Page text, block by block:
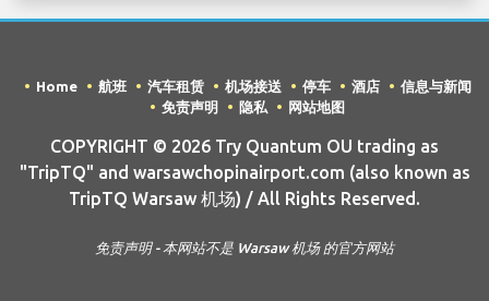
Home 航班 汽车租赁 机场接送 停车 酒店
信息与新闻
免责声明
隐私 网站地图
COPYRIGHT © 2026 Try Quantum OU trading as
"TripTQ" and warsawchopinairport.com (also known as
TripTQ Warsaw 机场) / All Rights Reserved.
免责声明 - 本网站不是 Warsaw 机场 的官方网站